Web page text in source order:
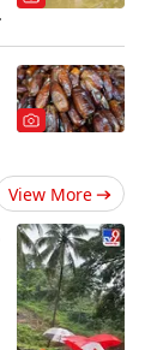
View More